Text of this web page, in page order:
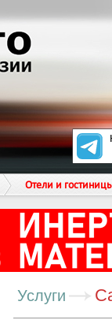
Отели и
Услуги